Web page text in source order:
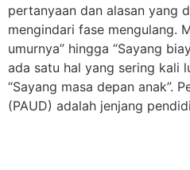
pertanyaan dan alasan yang
mengindari fase mengulang.
umurnya” hingga “Sayang
ada satu hal yang sering kali
“Sayang masa depan anak”.
(PAUD) adalah jenjang